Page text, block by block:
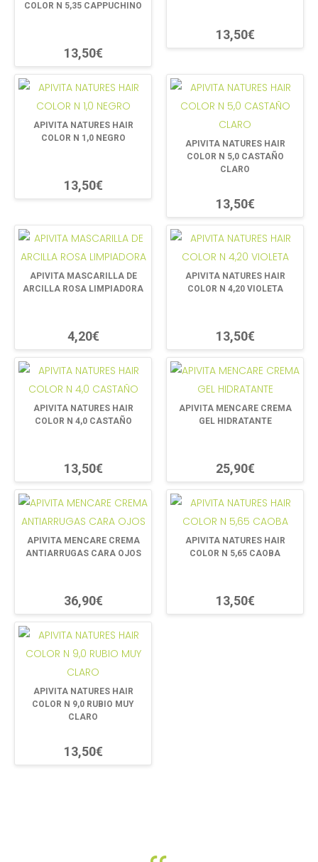
COLOR N 5,35 CAPPUCHINO
13,50€
13,50€
APIVITA NATURES HAIR
COLOR N 1,0 NEGRO
13,50€
APIVITA NATURES HAIR
COLOR N 5,0 CASTAÑO
CLARO
13,50€
APIVITA MASCARILLA DE
ARCILLA ROSA LIMPIADORA
4,20€
APIVITA NATURES HAIR
COLOR N 4,20 VIOLETA
13,50€
APIVITA NATURES HAIR
COLOR N 4,0 CASTAÑO
13,50€
APIVITA MENCARE CREMA
GEL HIDRATANTE
25,90€
APIVITA MENCARE CREMA
ANTIARRUGAS CARA OJOS
36,90€
APIVITA NATURES HAIR
COLOR N 5,65 CAOBA
13,50€
APIVITA NATURES HAIR
COLOR N 9,0 RUBIO MUY
CLARO
13,50€